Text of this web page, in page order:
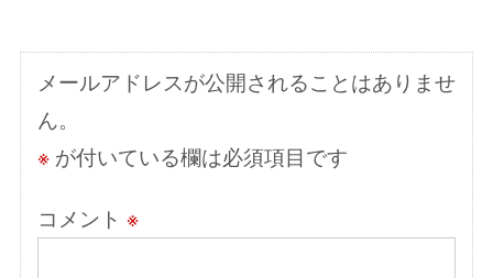
シ
ョ
ン
メールアドレスが公開されることはありませ
ん。
※が付いている欄は必須項目です
コメント ※